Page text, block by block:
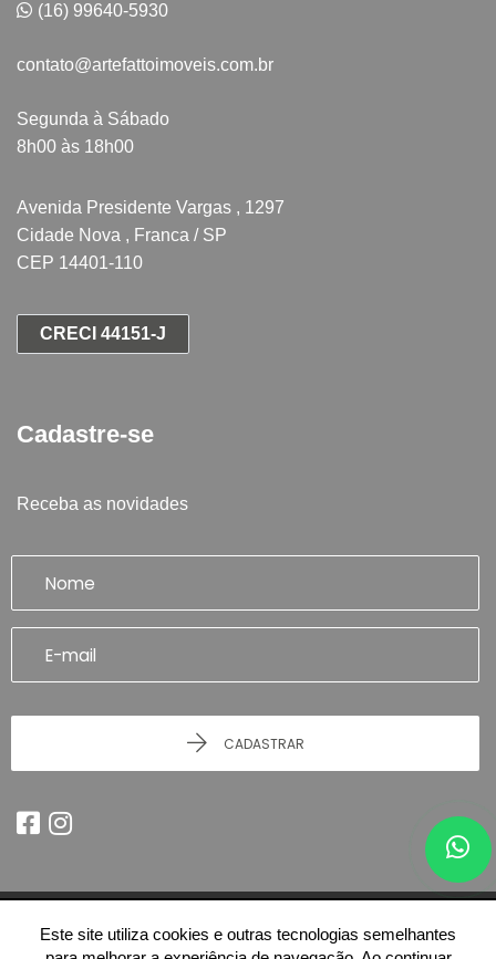
(16) 99640-5930
contato@artefattoimoveis.com.br
Segunda à Sábado
8h00 às 18h00
Avenida Presidente Vargas , 1297
Cidade Nova , Franca / SP
CEP 14401-110
CRECI 44151-J
Cadastre-se
Receba as novidades
CADASTRAR
© 2026 - Imobiliária Artefatto Imóveis - Franca/SP -51.614.978/0001-84
Este site utiliza cookies e outras tecnologias semelhantes